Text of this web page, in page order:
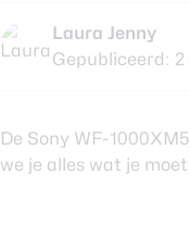
Laura Jenny
Gepubliceerd: 2
De Sony WF-
we je alles wat je